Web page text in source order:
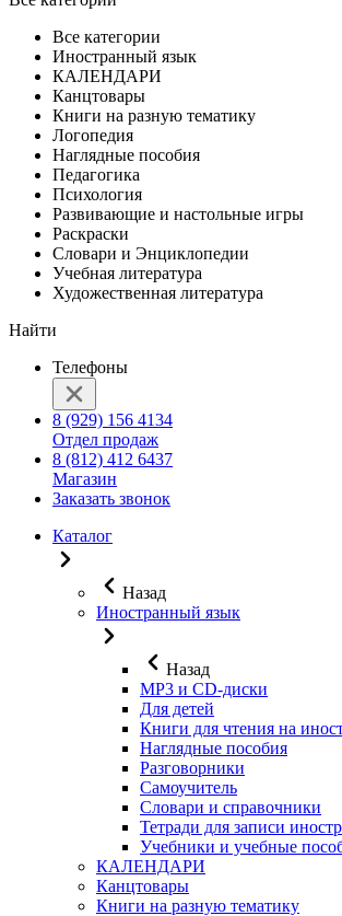
Все категории
Иностранный язык
КАЛЕНДАРИ
Канцтовары
Книги на разную тематику
Логопедия
Наглядные пособия
Педагогика
Психология
Развивающие и настольные игры
Раскраски
Словари и Энциклопедии
Учебная литература
Художественная литература
Найти
Телефоны
8 (929) 156 4134
Отдел продаж
8 (812) 412 6437
Магазин
Заказать звонок
Каталог
Назад
Иностранный язык
Назад
MP3 и CD-диски
Для детей
Книги для чтения на
Наглядные пособия
Разговорники
Самоучитель
Словари и справочники
Тетради для записи
Учебники и учебные
КАЛЕНДАРИ
Канцтовары
Книги на разную тематику